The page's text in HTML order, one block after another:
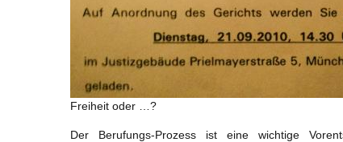
Freiheit oder …?
Der Berufungs-Prozess ist eine wichtige